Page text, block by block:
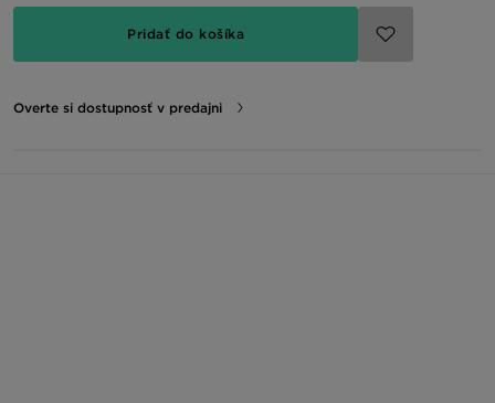
Pridať do košíka
Overte si dostupnosť v predajni